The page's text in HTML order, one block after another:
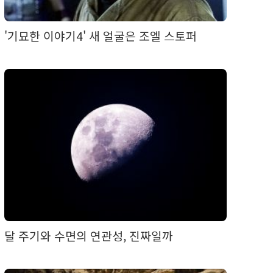
'기묘한 이야기4' 새 얼굴은 조엘 스토퍼
달 주기와 수면의 연관성, 진짜일까